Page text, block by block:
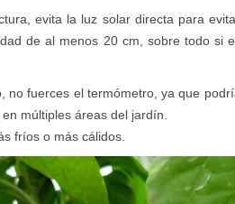
evita la luz solar directa para
de al menos 20 cm, sobre todo si
no fuerces el termómetro, ya que
múltiples áreas del jardín.
fríos o más cálidos.